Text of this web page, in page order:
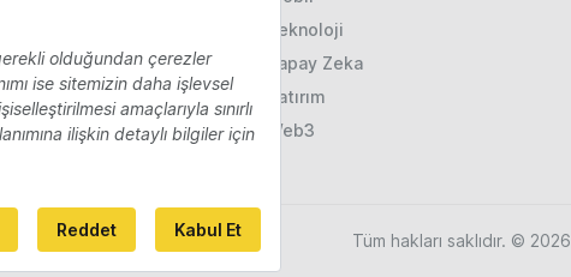
Teknoloji
Yapay Zeka
Yatırım
Web3
Tüm hakları saklıdır. © 2026